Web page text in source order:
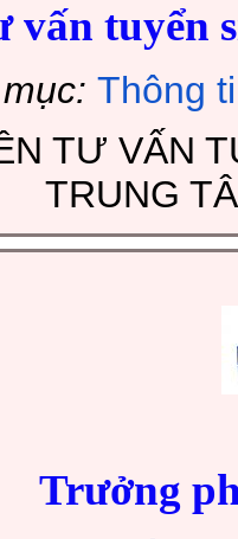
vấn tuyển
Thông
TƯ VẤN
TRUNG
Trưởng